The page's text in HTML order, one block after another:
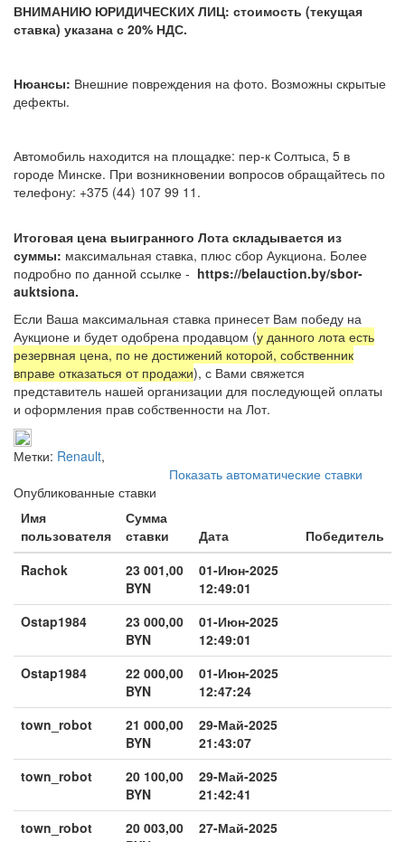
ВНИМАНИЮ ЮРИДИЧЕСКИХ ЛИЦ: стоимость (текущая
ставка) указана с 20% НДС.
Нюансы: Внешние повреждения на фото. Возможны скрытые
дефекты.
Автомобиль находится на площадке: пер-к Солтыса, 5 в
городе Минске. При возникновении вопросов обращайтесь по
телефону: +375 (44) 107 99 11.
Итоговая цена выигранного Лота складывается из
суммы: максимальная ставка, плюс сбор Аукциона. Более
подробно по данной ссылке - https://belauction.by/sbor-
auktsiona.
Если Ваша максимальная ставка принесет Вам победу на
Аукционе и будет одобрена продавцом (у данного лота есть
резервная цена, по не достижений которой, собственник
вправе отказаться от продажи), с Вами свяжется
представитель нашей организации для последующей оплаты
и оформления прав собственности на Лот.
Метки: Renault,
Показать автоматические ставки
Опубликованные ставки
Имя
пользователя
Сумма
ставки
Дата
Победитель
Rachok
23 001,00
BYN
01-Июн-2025
12:49:01
Ostap1984
23 000,00
BYN
01-Июн-2025
12:49:01
Ostap1984
22 000,00
BYN
01-Июн-2025
12:47:24
town_robot
21 000,00
BYN
29-Май-2025
21:43:07
town_robot
20 100,00
BYN
29-Май-2025
21:42:41
town_robot
20 003,00
27-Май-2025